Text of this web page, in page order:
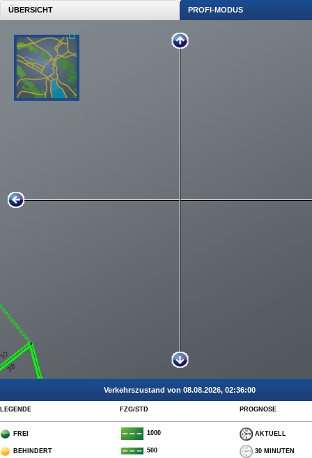
ÜBERSICHT PROFI-MODUS
Verkehrszustand von 08.08.2026, 02:36:00
LEGENDE FZG/STD PROGNOSE
FREI 1000 AKTUELL
BEHINDERT 500 30 MINUTEN